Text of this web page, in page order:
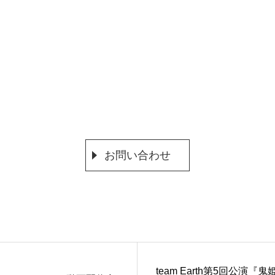
お問い合わせ
team Earth第5回公演『鬼